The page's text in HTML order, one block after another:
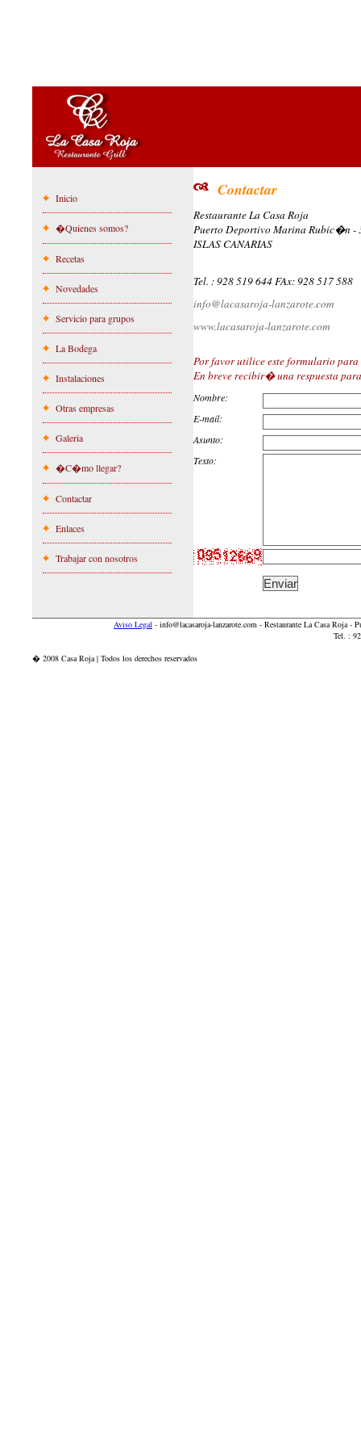
Inicio
�Quienes somos?
Recetas
Novedades
Servicio para grupos
La Bodega
Instalaciones
Otras empresas
Galeria
�C�mo llegar?
Contactar
Enlaces
Trabajar con nosotros
Contactar
Restaurante La Casa Roja
Puerto Deportivo Marina Rubic�n -
ISLAS CANARIAS
Tel. : 928 519 644 FAx: 928 517 588
info@lacasaroja-lanzarote.com
www.lacasaroja-lanzarote.com
Por favor utilice este formulario
En breve recibir� una respuesta
Nombre:
E-mail:
Asunto:
Texto:
Aviso Legal - info@lacasaroja-lanzarote.com - Restaurante La Casa Roja -
Tel. :
� 2008 Casa Roja | Todos los derechos reservados